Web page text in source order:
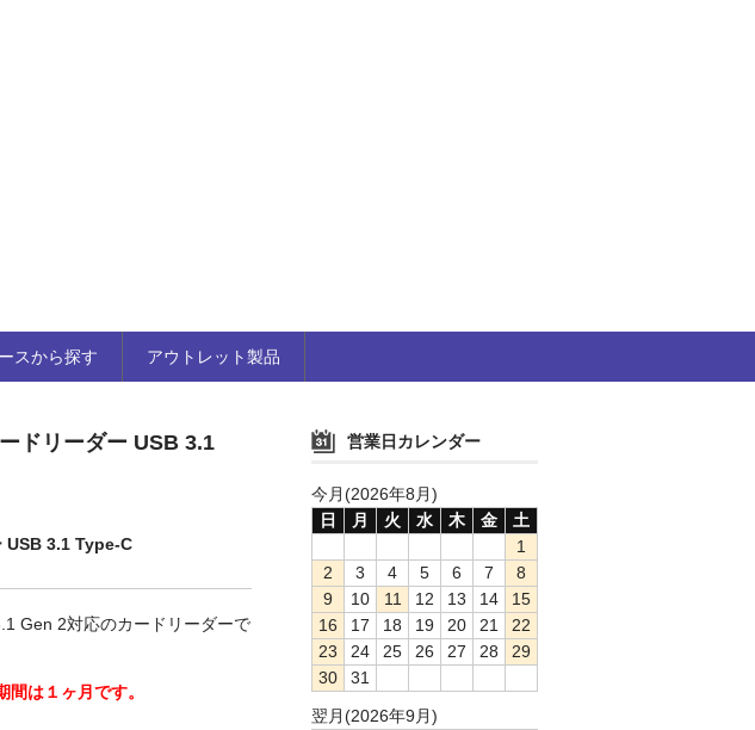
スから探す アウトレット製品
ドリーダー USB 3.1
USB 3.1 Type-C
Gen 2対応のカードリーダーで
は１ヶ月です。
営業日カレンダー
今月(2026年8月)
日
月 火 水 木 金
土
1
2
3 4 5 6 7
8
9
10 11 12 13 14
15
16
17 18 19 20 21
22
23
24 25 26 27 28
29
30
31
翌月(2026年9月)